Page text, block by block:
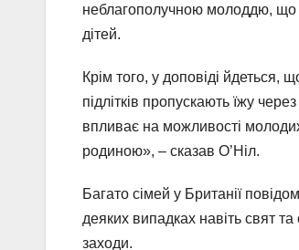
неблагополучною молоддю, що
дітей.
Крім того, у доповіді йдеться,
підлітків пропускають їжу
впливає на можливості
родиною», – сказав О’Ніл.
Багато сімей у Британії
деяких випадках навіть свят
заходи.